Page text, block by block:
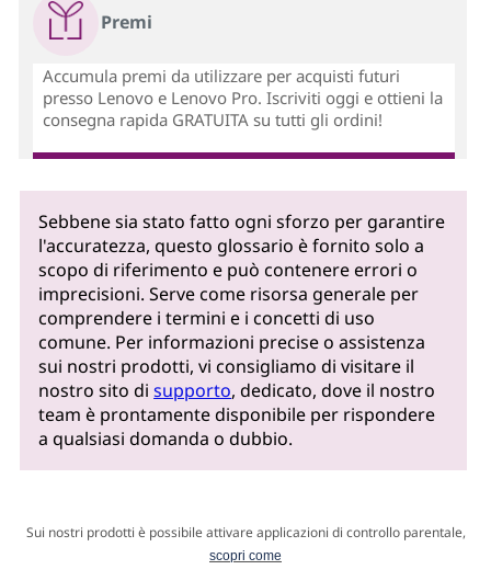
Premi
Accumula premi da utilizzare per acquisti futuri
presso Lenovo e Lenovo Pro. Iscriviti oggi e ottieni la
consegna rapida GRATUITA su tutti gli ordini!
Sebbene sia stato fatto ogni sforzo per garantire
l'accuratezza, questo glossario è fornito solo a
scopo di riferimento e può contenere errori o
imprecisioni. Serve come risorsa generale per
comprendere i termini e i concetti di uso
comune. Per informazioni precise o assistenza
sui nostri prodotti, vi consigliamo di visitare il
nostro sito disupporto, dedicato, dove il nostro
team è prontamente disponibile per rispondere
a qualsiasi domanda o dubbio.
Sui nostri prodotti è possibile attivare applicazioni di controllo parentale,
scopri come